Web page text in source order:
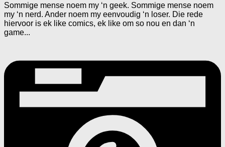
Sommige mense noem my ‘n geek. Sommige mense noem
my ‘n nerd. Ander noem my eenvoudig ‘n loser. Die rede
hiervoor is ek like comics, ek like om so nou en dan ‘n
game...